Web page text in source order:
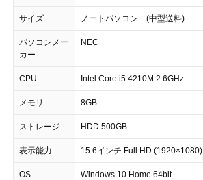
サイズ ノートパソコン (中型送料)
パソコンメー
カー
NEC
CPU Intel Core i5 4210M 2.6GHz
メモリ 8GB
ストレージ HDD 500GB
表示能力 15.6インチ Full HD (1920×1080)
OS Windows 10 Home 64bit